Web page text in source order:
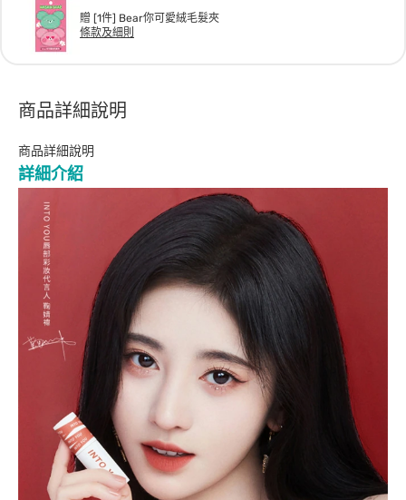
贈 [1件] Bear你可愛絨毛髮夾
條款及細則
商品詳細說明
商品詳細說明
詳細介紹